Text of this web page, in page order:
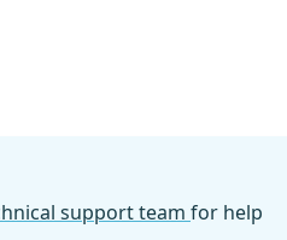
support team for help